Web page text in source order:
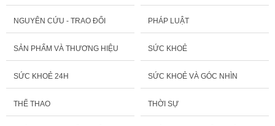
NGUYÊN CỨU - TRAO ĐỔI PHÁP LUẬT
SẢN PHẨM VÀ THƯƠNG HIỆU SỨC KHOẺ
SỨC KHOẺ 24H SỨC KHOẺ VÀ GÓC NHÌN
THỂ THAO THỜI SỰ